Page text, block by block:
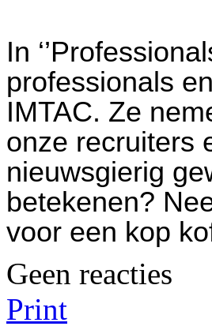
In
professionals
IMTAC. Ze
onze recruiters
nieuwsgierig
betekenen?
voor een kop
Geen reacties
Print